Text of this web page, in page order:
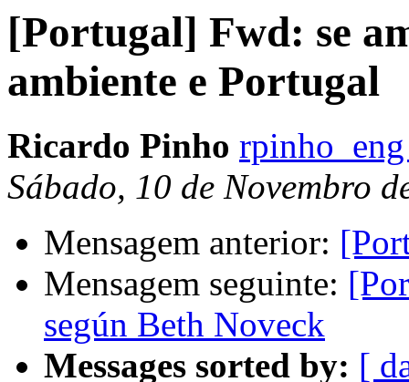
[Portugal] Fwd: se
ambiente e Portugal
Ricardo Pinho
Sábado, 10 de Novembro
Mensagem anterior:
Mensagem seguinte:
según Beth Noveck
Messages sorted by: [